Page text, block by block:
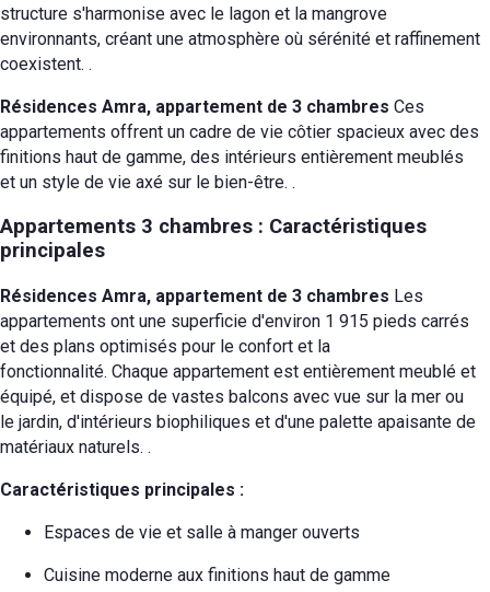
structure s'harmonise avec le lagon et la mangrove
environnants, créant une atmosphère où sérénité et raffinement
coexistent. .
Résidences Amra, appartement de 3 chambres Ces
appartements offrent un cadre de vie côtier spacieux avec des
finitions haut de gamme, des intérieurs entièrement meublés
et un style de vie axé sur le bien-être. .
Appartements 3 chambres : Caractéristiques
principales
Résidences Amra, appartement de 3 chambres Les
appartements ont une superficie d'environ 1 915 pieds carrés
et des plans optimisés pour le confort et la
fonctionnalité. Chaque appartement est entièrement meublé et
équipé, et dispose de vastes balcons avec vue sur la mer ou
le jardin, d'intérieurs biophiliques et d'une palette apaisante de
matériaux naturels. .
Caractéristiques principales :
Espaces de vie et salle à manger ouverts
Cuisine moderne aux finitions haut de gamme